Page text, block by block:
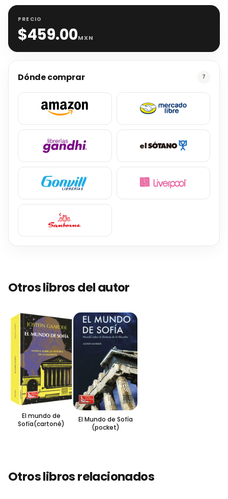
PRECIO
$459.00MXN
Dónde comprar 7
Otros libros del autor
El mundo de
Sofía(cartoné)
El Mundo de Sofía
(pocket)
Otros libros relacionados